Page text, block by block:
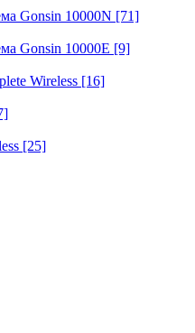
Gonsin 10000N [71]
Gonsin 10000E [9]
Wireless [16]
[25]